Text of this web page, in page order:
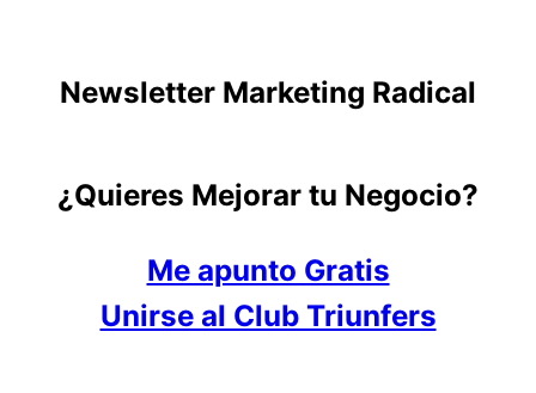
Newsletter Marketing Radical
¿Quieres Mejorar tu Negocio?
Me apunto Gratis
Unirse al Club Triunfers